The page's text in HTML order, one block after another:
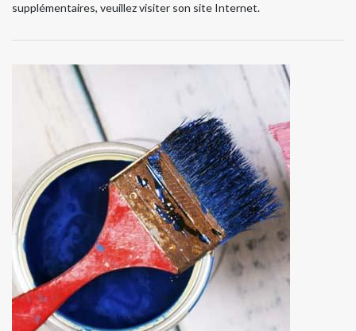
supplémentaires, veuillez visiter son site Internet.